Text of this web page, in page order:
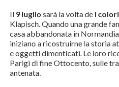
Il 9 luglio sarà la volta de I
Klapisch. Quando una grande
casa abbandonata in
iniziano a ricostruirne la storia
e oggetti dimenticati. Le loro
Parigi di fine Ottocento, sulle
antenata.